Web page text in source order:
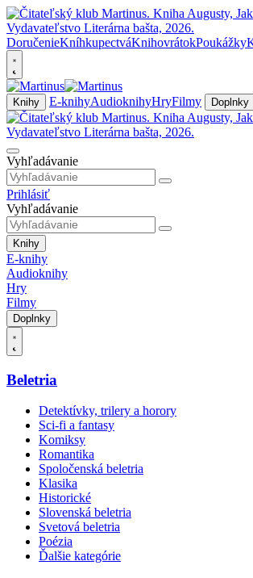
DoručenieKníhkupectváKnihovrátokPoukážky
Knihy E-knihyAudioknihyHryFilmy Doplnky
Vyhľadávanie
Prihlásiť
Vyhľadávanie
Knihy
E-knihy
Audioknihy
Hry
Filmy
Doplnky
Beletria
Detektívky, trilery a horory
Sci-fi a fantasy
Komiksy
Romantika
Spoločenská beletria
Klasika
Historické
Slovenská beletria
Svetová beletria
Poézia
Ďalšie kategórie